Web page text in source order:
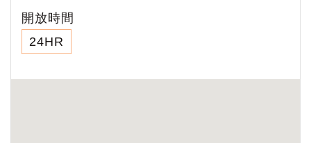
開放時間
24HR